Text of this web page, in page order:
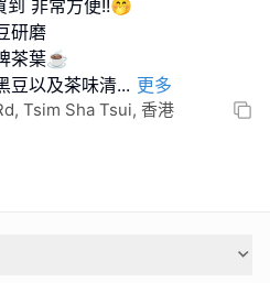
到 非常方便!!🤭
研磨
茶葉☕️
豆以及茶味清... 更多
Tsim Sha Tsui, 香港